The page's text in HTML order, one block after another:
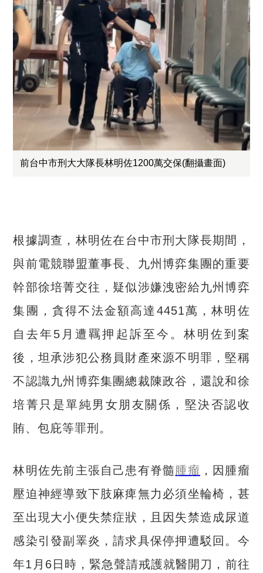
前台中市刑大大隊長林明佐1200萬交保(翻攝畫面)
根據調查，林明佐在 台中市刑大隊長期間，
與前電競聯盟董事長、九州博弈集團的重要
幹部徐培菁交往，疑似涉嫌洩密給九州博弈
集團，貪得不法金額高達 4451萬，林明佐
自去年5 月遭羈押起訴至今。 林明佐到案
後，坦承涉犯公務員財產來源不明罪，堅稱
不認識九州博弈集團總裁陳政谷，還說和徐
培菁只是單純男女朋友關係，堅決否認收
賄、包庇等罪刑。
林明佐先前主張自己患有脊髓腫瘤 ，因腫瘤
壓迫神經導致下肢麻痺無力必須坐輪椅，甚
至出現大小便失禁症狀，且因失禁造成尿道
感染引發副睪炎，請求具保停押遭駁回。今
年1 月 6 日時，緊急聲請戒護就醫開刀， 前往